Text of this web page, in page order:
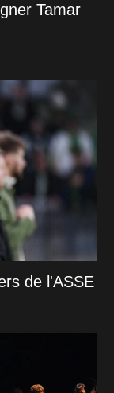
Tamar
de l'ASSE